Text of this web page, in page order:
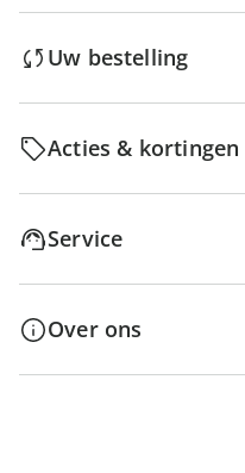
Uw bestelling
Acties & kortingen
Service
Over ons